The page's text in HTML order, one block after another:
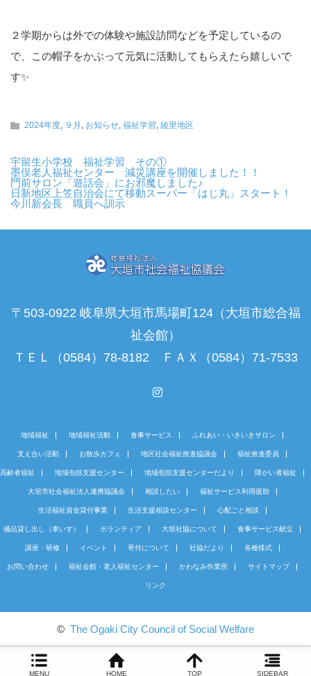
２学期からは外での体験や施設訪問などを予定しているの
で、この帽子をかぶって元気に活動してもらえたら嬉しいで
す✨
2024年度, ９月 , お知らせ, 福祉学習, 綾里地区
宇留生小学校 福祉学習 その①
墨俣老人福祉センター 減災講座を開催しました！！
門前サロン「遊話会」にお邪魔しました♪
日新地区上笠自治会にて移動スーパー「はじ丸」スタート！
今川新会長 職員へ訓示
〒503-0922 岐阜県大垣市馬場町124（大垣市総合福
祉会館）
ＴＥＬ（0584）78-8182 ＦＡＸ（0584）71-7533
地域福祉 地域福祉活動 食事サービス ふれあい・いきいきサロン
支え合い活動 お散歩カフェ 地区社会福祉推進協議会 福祉推進委員
高齢者福祉 地域包括支援センター 地域包括支援センターだより 障がい者福祉
大垣市社会福祉法人連携協議会 相談したい 福祉サービス利用援助
生活福祉資金貸付事業 生活支援相談センター 心配ごと相談
備品貸し出し（車いす） ボランティア 大垣社協について 食事サービス献立
講座・研修 イベント 寄付について 社協だより 各種様式
お問い合わせ 福祉会館・老人福祉センター かわなみ作業所 サイトマップ
リンク
MENU HOME TOP SIDEBAR
© The Ogaki City Council of Social Welfare